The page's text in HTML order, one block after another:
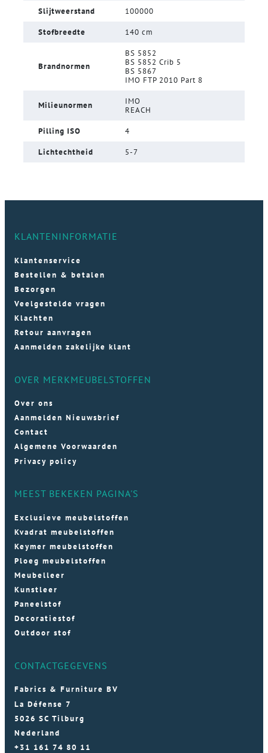
Slijtweerstand 100000
Stofbreedte 140 cm
Brandnormen
BS 5852
BS 5852 Crib 5
BS 5867
IMO FTP 2010 Part 8
Milieunormen
IMO
REACH
Pilling ISO 4
Lichtechtheid 5-7
KLANTENINFORMATIE
Klantenservice
Bestellen & betalen
Bezorgen
Veelgestelde vragen
Klachten
Retour aanvragen
Aanmelden zakelijke klant
OVER MERKMEUBELSTOFFEN
Over ons
Aanmelden Nieuwsbrief
Contact
Algemene Voorwaarden
Privacy policy
MEEST BEKEKEN PAGINA'S
Exclusieve meubelstoffen
Kvadrat meubelstoffen
Keymer meubelstoffen
Ploeg meubelstoffen
Meubelleer
Kunstleer
Paneelstof
Decoratiestof
Outdoor stof
CONTACTGEGEVENS
Fabrics & Furniture BV
La Défense 7
5026 SC Tilburg
Nederland
+31 161 74 80 11